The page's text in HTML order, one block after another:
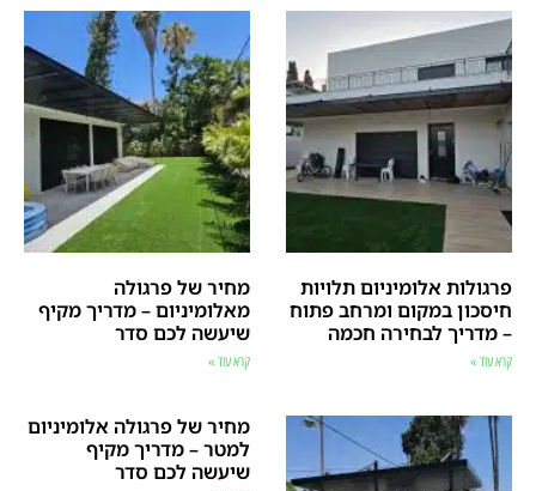
פרגולות אלומיניום תלויות
חיסכון במקום ומרחב פתוח
– מדריך לבחירה חכמה
קרא עוד »
מחיר של פרגולה
מאלומיניום – מדריך מקיף
שיעשה לכם סדר
קרא עוד »
מחיר של פרגולה אלומיניום
למטר – מדריך מקיף
שיעשה לכם סדר